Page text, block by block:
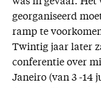
georganiseerd
ramp te
Twintig jaar later
conferentie over
Janeiro (van 3 -14